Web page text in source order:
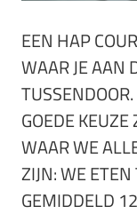
EEN HAP
WAAR JE AAN
GOEDE KEUZE
WAAR WE
ZIJN: WE
GEMIDDELD